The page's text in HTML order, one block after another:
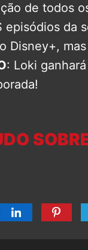
de todos
episódios da
Disney+,
: Loki